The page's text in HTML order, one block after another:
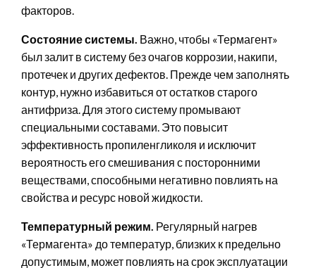
факторов.
Состояние системы. Важно, чтобы «Термагент»
был залит в систему без очагов коррозии, накипи,
протечек и других дефектов. Прежде чем заполнять
контур, нужно избавиться от остатков старого
антифриза. Для этого систему промывают
специальными составами. Это повысит
эффективность пропиленгликоля и исключит
вероятность его смешивания с посторонними
веществами, способными негативно повлиять на
свойства и ресурс новой жидкости.
Температурный режим. Регулярный нагрев
«Термагента» до температур, близких к предельно
допустимым, может повлиять на срок эксплуатации